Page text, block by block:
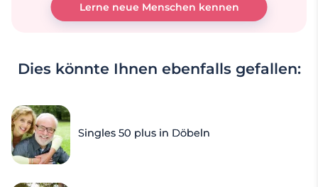
Lerne neue Menschen kennen
Dies könnte Ihnen ebenfalls gefallen:
Singles 50 plus in Döbeln